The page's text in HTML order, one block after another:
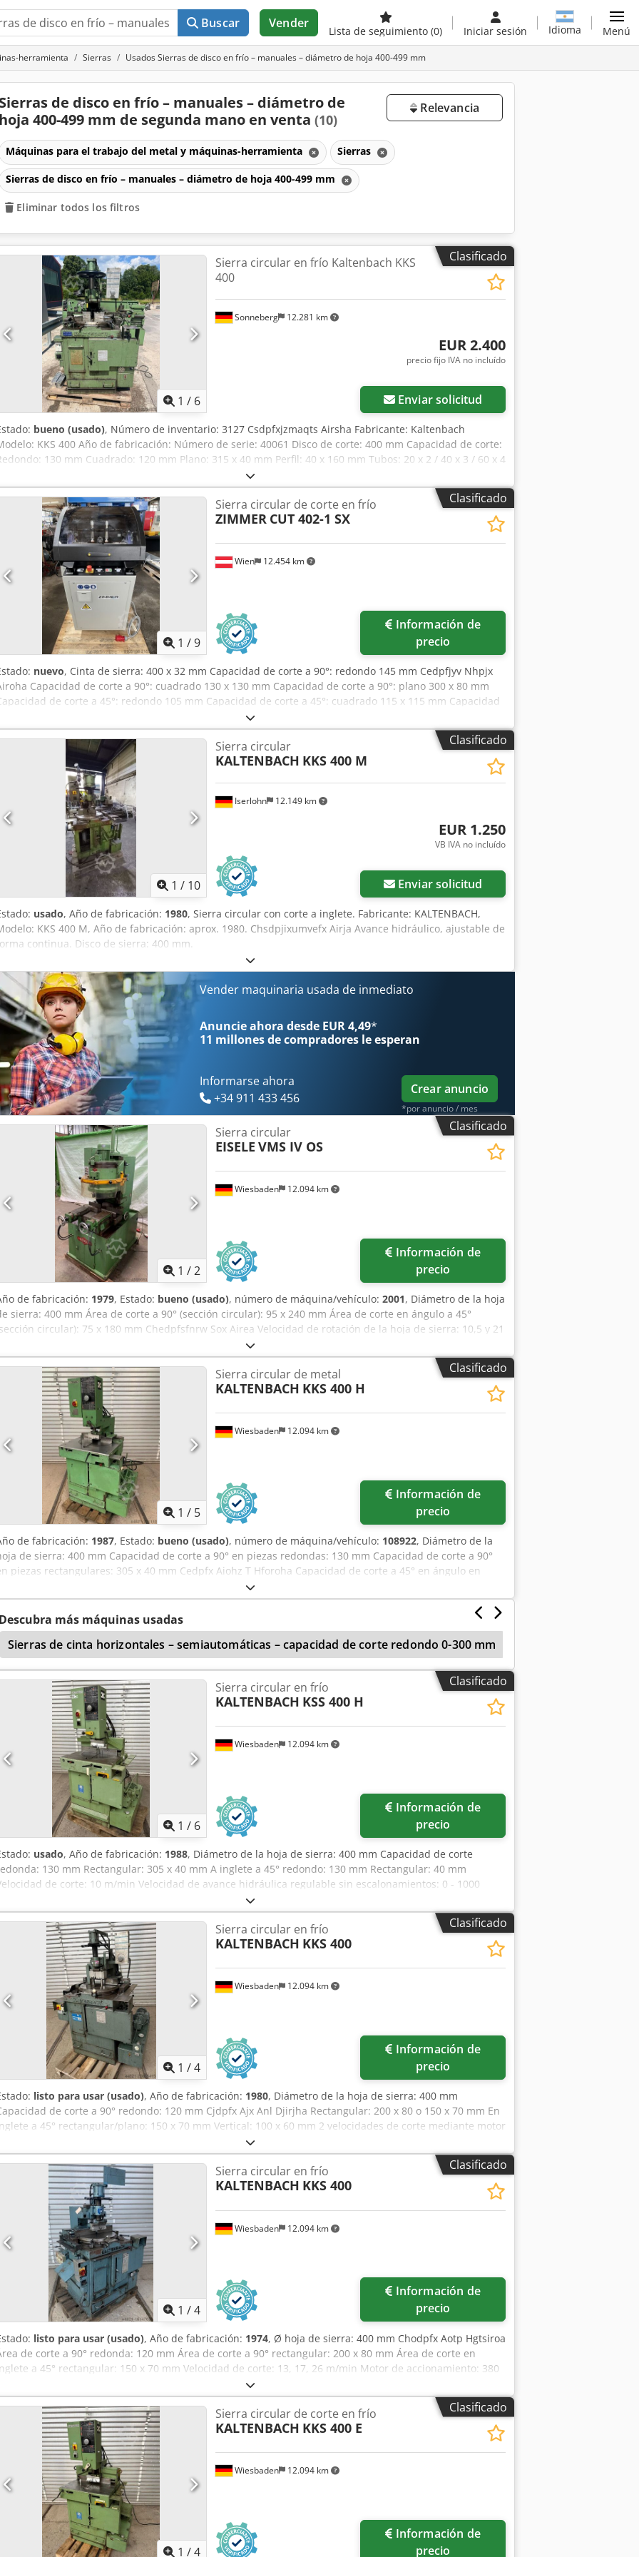
Buscar Vender
Lista de seguimiento (0) Iniciar sesión Idioma Menú
herramienta Sierras Usados Sierras de disco en frío – manuales – diámetro de hoja 400-499 mm
Sierras de disco en frío – manuales – diámetro de
hoja 400-499 mm de segunda mano en venta (10)
Relevancia
Máquinas para el trabajo del metal y máquinas-herramienta Sierras
Sierras de disco en frío – manuales – diámetro de hoja 400-499 mm
Eliminar todos los filtros
Clasificado
1 / 6
Sonneberg 12.281 km
Sierra circular en frío Kaltenbach KKS
400
EUR 2.400
precio fijo IVA no incluído
Enviar solicitud
bueno (usado), Número de inventario: 3127 Csdpfxjzmaqts Airsha Fabricante: Kaltenbach
KKS 400 Año de fabricación: Número de serie: 40061 Disco de corte: 400 mm Capacidad de corte:
130 mm Cuadrado: 120 mm Plano: 315 x 40 mm Perfil: 40 x 160 mm Tubos: 20 x 2 / 40 x 3 / 60 x 4
/ 80 x 5 / 130 x 7 mm Velocidad de corte: 10/20 13/26 15/30 m/min Avance del disco de corte, ajustable de
continua: 0 a 1000 mm/min Ángulo de bisel: 90° en ambos lados Accesorios / Equipamiento:
Conexión: 1,7 / 2,6 kW Sistema hidráulico: 0,75 kW Peso: 0,85 t Dimensiones de la máquina: 1.200 x 1.000 x
1.800 mm
Clasificado
1 /9
Wien 12.454 km
Sierra circular de corte en frío
ZIMMER CUT 402-1 SX
precio
nuevo, Cinta de sierra: 400 x 32 mm Capacidad de corte a 90°: redondo 145 mm Cedpfjyv Nhpjx
Capacidad de corte a 90°: cuadrado 130 x 130 mm Capacidad de corte a 90°: plano 300 x 80 mm
de corte a 45°: redondo 105 mm Capacidad de corte a 45°: cuadrado 115 x 115 mm Capacidad
de corte a 45°: plano 250 x 60 mm Potencia total requerida: 1,8 kW Peso de la máquina: aprox. 240 kg
aproximadas: 800 x 1100 x 1400 mm Sierra de corte ascendente semiautomática para
aluminio Equipamiento/Accesorios: - Motor auto-frenante en menos de 10 segundos - Cambio de hoja
frontal - 2 mordazas verticales y horizontales - Sistema de pulverización de niebla y hoja de sierra de
metal duro de serie - Avance continuo de la hoja de sierra - Operación bimanual y cubierta protectora
según CE - Hoja de sierra: 400 x 32 mm
Clasificado
1 / 10
Iserlohn 12.149 km
Sierra circular
KALTENBACH KKS 400 M
EUR 1.250
VB IVA no incluído
Enviar solicitud
usado, Año de fabricación: 1980, Sierra circular con corte a inglete. Fabricante: KALTENBACH,
KKS 400 M, Año de fabricación: aprox. 1980. Chsdpjixumvefx Airja Avance hidráulico, ajustable de
continua. Disco de sierra: 400 mm.
Vender maquinaria usada de inmediato
Anuncie ahora desde EUR 4,49*
11 millones de compradores le esperan
Informarse ahora
+34 911 433 456
Crear anuncio
*por anuncio / mes
Clasificado
Pedir más fotos
1 /2
Wiesbaden 12.094 km
Sierra circular
EISELE VMS IV OS
precio
de fabricación: 1979, Estado: bueno (usado), número de máquina/vehículo: 2001, Diámetro de la hoja
sierra: 400 mm Área de corte a 90° (sección circular): 95 x 240 mm Área de corte en ángulo a 45°
circular): 75 x 180 mm Chedpfsfnrw Sox Airea Velocidad de rotación de la hoja de sierra: 10,5 y 21
rpm Motor de transmisión: 380 V, 2,6/3,2 kW Espacio requerido: 1500 x 1100 x 2150 mm Peso: 630 kg
Clasificado
1 / 5
Wiesbaden 12.094 km
Sierra circular de metal
KALTENBACH KKS 400 H
precio
de fabricación: 1987, Estado: bueno (usado), número de máquina/vehículo: 108922, Diámetro de la
de sierra: 400 mm Capacidad de corte a 90° en piezas redondas: 130 mm Capacidad de corte a 90°
piezas rectangulares: 305 x 40 mm Cedpfx Aiohz T Hforoha Capacidad de corte a 45° en ángulo en
piezas redondas: 130 mm Capacidad de corte a 45° en ángulo en piezas rectangulares: 245 x 40 mm
de corte: 10 m/min Motor de accionamiento: 380 V, 1,7 kW Espacio requerido: 1100 x 1000 x
1900 mm Peso: 700 kg
Descubra más máquinas usadas
Sierras de cinta horizontales – semiautomáticas – capacidad de corte redondo 0-300 mm
Clasificado
1 / 6
Wiesbaden 12.094 km
Sierra circular en frío
KALTENBACH KSS 400 H
precio
usado, Año de fabricación: 1988, Diámetro de la hoja de sierra: 400 mm Capacidad de corte
130 mm Rectangular: 305 x 40 mm A inglete a 45° redondo: 130 mm Rectangular: 40 mm
de corte: 10 m/min Velocidad de avance hidráulica regulable sin escalonamientos: 0 - 1000
mm/min Cjdow Tk Ecepfx Airjha Accionamiento de la sierra: 380 V, 1,7 kW Peso aprox.: 700 kg Requisito de
sin mesa de rodillos: 1100 x 1000 x 1900 mm
Clasificado
1 /4
Wiesbaden 12.094 km
Sierra circular en frío
KALTENBACH KKS 400
precio
listo para usar (usado), Año de fabricación: 1980, Diámetro de la hoja de sierra: 400 mm
de corte a 90° redondo: 120 mm Cjdpfx Ajx Anl Djirjha Rectangular: 200 x 80 o 150 x 70 mm En
a 45° rectangular/plano: 150 x 70 mm Vertical: 100 x 60 mm 2 velocidades de corte mediante motor
conmutador de polos: 19 y 28 m/min Avance regulable hidráulicamente sin escalonamientos: 0 - 1000
min Motor de accionamiento: 380 V, 1,7/2,6 kW Peso: aprox. 850 kg Espacio necesario: 1200 x 1100 x
Clasificado
1 /4
Wiesbaden 12.094 km
Sierra circular en frío
KALTENBACH KKS 400
precio
listo para usar (usado), Año de fabricación: 1974, Ø hoja de sierra: 400 mm Chodpfx Aotp Hgtsiroa
de corte a 90° redonda: 120 mm Área de corte a 90° rectangular: 200 x 80 mm Área de corte en
a 45° rectangular: 150 x 70 mm Velocidad de corte: 13, 17, 26 m/min Motor de accionamiento: 380
V, 1,7/2,2/2,6 kW Espacio necesario: 1050 x 1000 x 1680 mm Peso: aprox. 850 kg
Clasificado
1 /4
Wiesbaden 12.094 km
Sierra circular de corte en frío
KALTENBACH KKS 400 E
precio